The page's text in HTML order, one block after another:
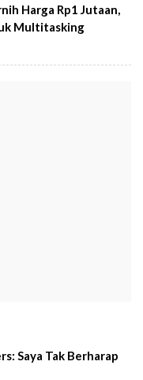
Harga Rp1 Jutaan,
Multitasking
Saya Tak Berharap